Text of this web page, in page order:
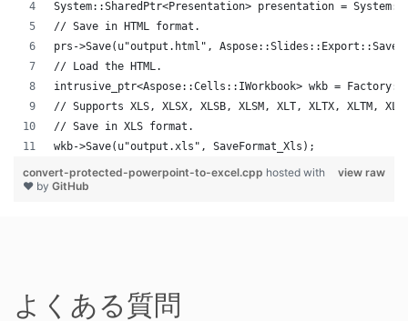
System::SharedPtr<Presentation> presentation =
// Save in HTML format.
prs->Save(u"output.html",
// Load the HTML.
intrusive_ptr<Aspose::Cells::IWorkbook> wkb =
// Supports XLS, XLSX, XLSB, XLSM, XLT, XLTX, XLTM,
// Save in XLS format.
wkb->Save(u"output.xls", SaveFormat_Xls);
view raw
convert-protected-powerpoint-to-excel.cpp hosted with
❤ by GitHub
よくある質問